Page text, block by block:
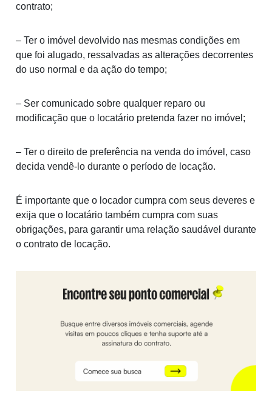
contrato;
– Ter o imóvel devolvido nas mesmas condições em
que foi alugado, ressalvadas as alterações decorrentes
do uso normal e da ação do tempo;
– Ser comunicado sobre qualquer reparo ou
modificação que o locatário pretenda fazer no imóvel;
– Ter o direito de preferência na venda do imóvel, caso
decida vendê-lo durante o período de locação.
É importante que o locador cumpra com seus deveres e
exija que o locatário também cumpra com suas
obrigações, para garantir uma relação saudável durante
o contrato de locação.